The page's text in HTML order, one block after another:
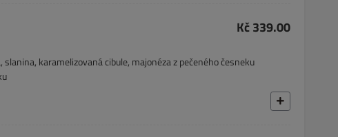
Kč 339.00
karamelizovaná cibule, majonéza z pečeného česneku